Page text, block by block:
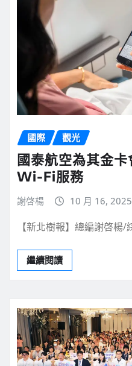
國際 觀光
國泰航空為其金
Wi-Fi服務
謝啓楊 10 月 16, 2025
【新北樹報】總編謝啓楊
繼續閱讀